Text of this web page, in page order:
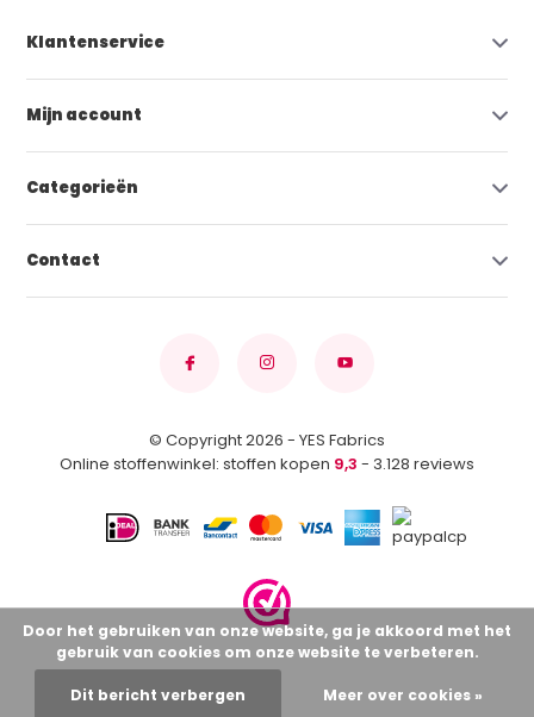
Klantenservice
Mijn account
Categorieën
Contact
© Copyright 2026 - YES Fabrics
Online stoffenwinkel: stoffen kopen 9,3 - 3.128 reviews
Door het gebruiken van onze website, ga je akkoord met het
gebruik van cookies om onze website te verbeteren.
Dit bericht verbergen Meer over cookies »